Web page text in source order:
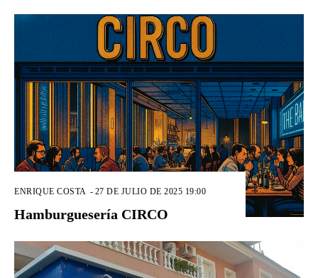
ENRIQUE COSTA - 27 DE JULIO DE 2025 19:00
Hamburguesería CIRCO